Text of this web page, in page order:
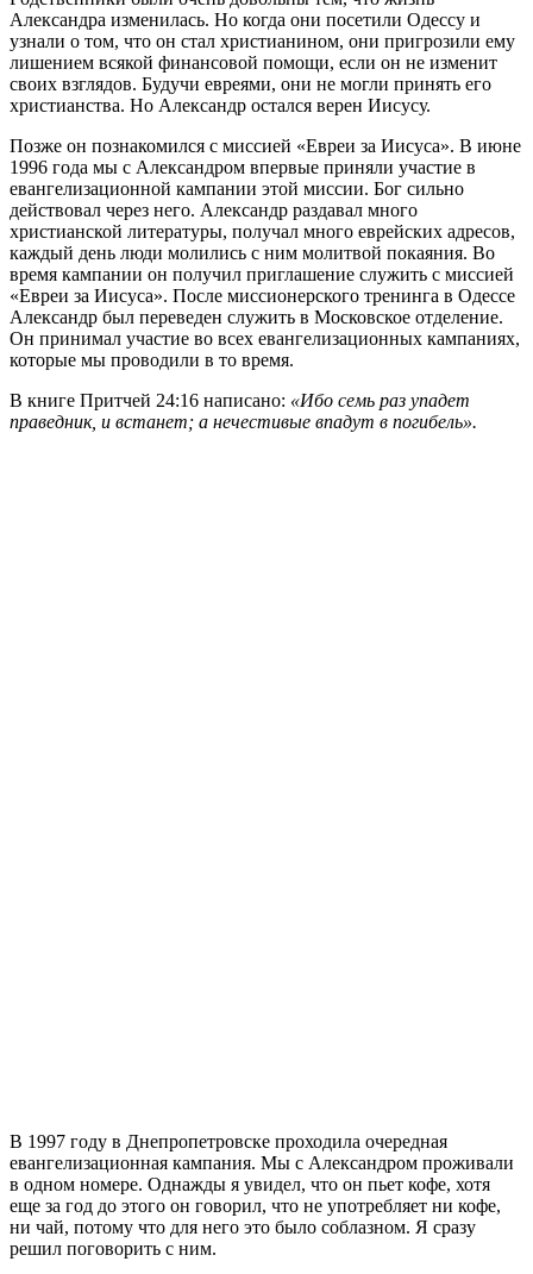
Александра изменилась. Но когда они посетили Одессу и
узнали о том, что он стал христианином, они пригрозили ему
лишением всякой финансовой помощи, если он не изменит
своих взглядов. Будучи евреями, они не могли принять его
христианства. Но Александр остался верен Иисусу.
Позже он познакомился с миссией «Евреи за Иисуса». В июне
1996 года мы с Александром впервые приняли участие в
евангелизационной кампании этой миссии. Бог сильно
действовал через него. Александр раздавал много
христианской литературы, получал много еврейских адресов,
каждый день люди молились с ним молитвой покаяния. Во
время кампании он получил приглашение служить с миссией
«Евреи за Иисуса». После миссионерского тренинга в Одессе
Александр был переведен служить в Московское отделение.
Он принимал участие во всех евангелизационных кампаниях,
которые мы проводили в то время.
В книге Притчей 24:16 написано: «Ибо семь раз упадет
праведник, и встанет; а нечестивые впадут в погибель».
В 1997 году в Днепропетровске проходила очередная
евангелизационная кампания. Мы с Александром проживали
в одном номере. Однажды я увидел, что он пьет кофе, хотя
еще за год до этого он говорил, что не употребляет ни кофе,
ни чай, потому что для него это было соблазном. Я сразу
решил поговорить с ним.